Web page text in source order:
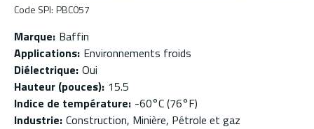
Code SPI: PBC057
Marque: Baffin
Applications: Environnements froids
Diélectrique: Oui
Hauteur (pouces): 15.5
Indice de température: -60°C (76°F)
Industrie: Construction, Minière, Pétrole et gaz